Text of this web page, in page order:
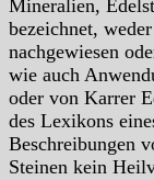
Mineralien,
bezeichnet,
nachgewiesen
wie auch
oder von Karrer
des Lexikons
Beschreibungen
Steinen kein